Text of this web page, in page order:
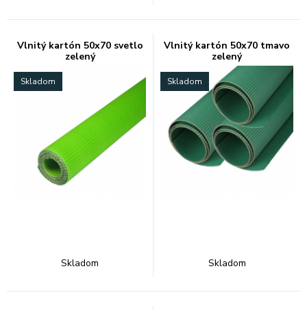
Vlnitý kartón 50x70 svetlo
zelený
Skladom
Skladom
Vlnitý kartón 50x70 tmavo
zelený
Skladom
Skladom